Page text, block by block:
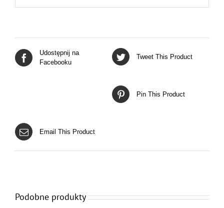
Udostępnij na
Facebooku
Tweet This Product
Pin This Product
Email This Product
Podobne produkty